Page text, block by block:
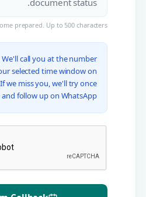
prepared. Up to 500 characters.
We'll call you at the number
selected time window on
we miss you, we'll try once
follow up on WhatsApp.